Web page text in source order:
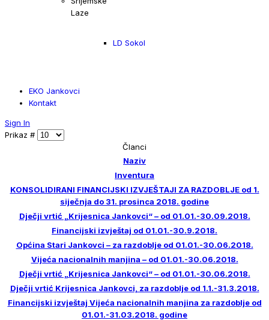
Laze
LD Sokol
EKO Jankovci
Kontakt
Sign In
Prikaz #
Članci
Naziv
Inventura
KONSOLIDIRANI FINANCIJSKI IZVJEŠTAJI ZA RAZDOBLJE od 1.
siječnja do 31. prosinca 2018. godine
Dječji vrtić „Krijesnica Jankovci“ – od 01.01.-30.09.2018.
Financijski izvještaj od 01.01.-30.9.2018.
Općina Stari Jankovci – za razdoblje od 01.01.-30.06.2018.
Vijeća nacionalnih manjina – od 01.01.-30.06.2018.
Dječji vrtić „Krijesnica Jankovci“ – od 01.01.-30.06.2018.
Dječji vrtić Krijesnica Jankovci, za razdoblje od 1.1.-31.3.2018.
Financijski izvještaj Vijeća nacionalnih manjina za razdoblje od
01.01.-31.03.2018. godine